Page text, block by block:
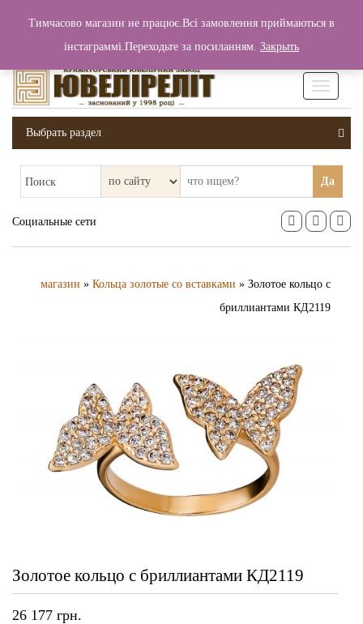
Вход / Регистрация 0 грн.
Выбрать раздел
Поиск Да
Социальные сети
магазин » Кольца золотые со вставками » Золотое кольцо с
бриллиантами КД2119
Золотое кольцо с бриллиантами КД2119
26 177 грн.
Тимчасово магазин не працює.Всі замовлення приймаються в
інстаграммі.Переходьте за посиланням. Закрыть